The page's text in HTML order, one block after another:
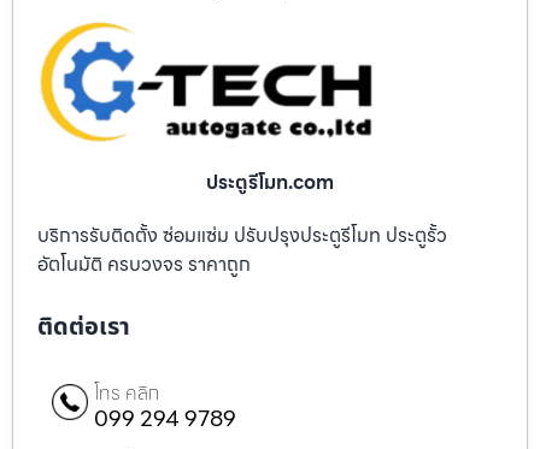
ประตูรีโมท.com
บริการรับติดตั้ง ซ่อมแซ่ม ปรับปรุงประตูรีโมท ประตูรั้ว
อัตโนมัติ ครบวงจร ราคาถูก
ติดต่อเรา
โทร คลิก
099 294 9789